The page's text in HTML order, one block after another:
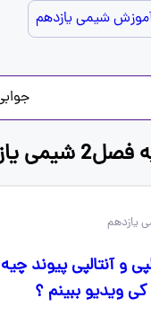
شیمی یازدهم
یازدهم
و آنتالپی پیوند
ویدیو ببینم ؟